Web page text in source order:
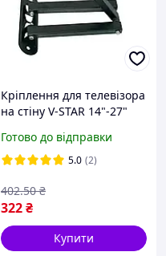
Кріплення для телевізора
на стіну V-STAR 14"-27"
монітора | настенное
крепление для
Готово до відправки
5.0 (2)
322₴
402.50 ₴
Купити